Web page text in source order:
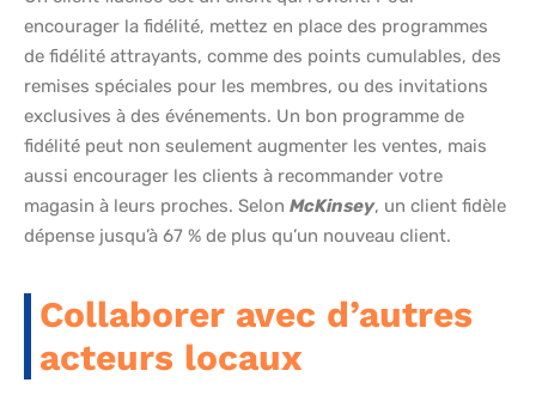
encourager la fidélité, mettez en place des programmes
de fidélité attrayants, comme des points cumulables, des
remises spéciales pour les membres, ou des invitations
exclusives à des événements. Un bon programme de
fidélité peut non seulement augmenter les ventes, mais
aussi encourager les clients à recommander votre
magasin à leurs proches. Selon McKinsey, un client fidèle
dépense jusqu’à 67 % de plus qu’un nouveau client.
Collaborer avec d’autres
acteurs locaux